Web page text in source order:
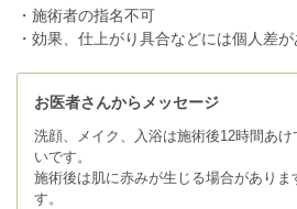
・施術者の指名不可
・効果、仕上がり具合などには個人差
お医者さんからメッセージ
洗顔、メイク、入浴は施術後12時間あ
いです。
施術後は肌に赤みが生じる場合がありま
す。